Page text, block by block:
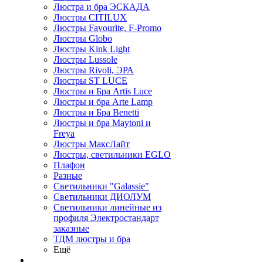
Люстра и бра ЭСКАДА
Люстры CITILUX
Люстры Favourite, F-Promo
Люстры Globo
Люстры Kink Light
Люстры Lussole
Люстры Rivoli, ЭРА
Люстры ST LUCE
Люстры и Бра Artis Luce
Люстры и бра Arte Lamp
Люстры и Бра Benetti
Люстры и бра Maytoni и
Freya
Люстры МаксЛайт
Люстры, светильники EGLO
Плафон
Разные
Светильники "Galassie"
Светильники ДИОЛУМ
Светильники линейные из
профиля Электростандарт
заказные
ТДМ люстры и бра
Ещё